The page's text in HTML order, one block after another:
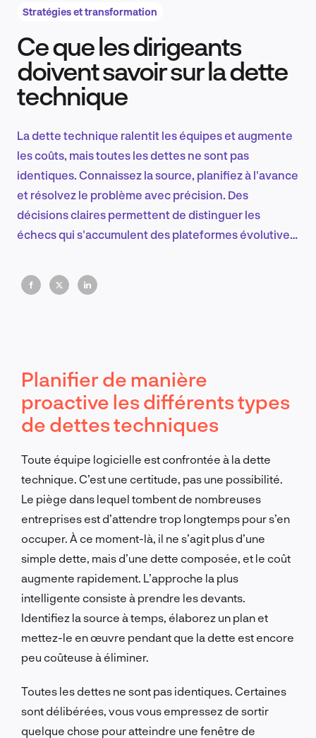
Recherche et conception produit
EN
Stratégies et transformation
Ce que les dirigeants
doivent savoir sur la dette
technique
La dette technique ralentit les équipes et augmente
les coûts, mais toutes les dettes ne sont pas
identiques. Connaissez la source, planifiez à l'avance
et résolvez le problème avec précision. Des
décisions claires permettent de distinguer les
échecs qui s'accumulent des plateformes évolutives.
l'action ciblée qui le fait.
Planifier de manière
proactive les différents types
de dettes techniques
Toute équipe logicielle est confrontée à la dette
technique. C’est une certitude, pas une possibilité.
Le piège dans lequel tombent de nombreuses
entreprises est d’attendre trop longtemps pour s’en
occuper. À ce moment-là, il ne s’agit plus d’une
simple dette, mais d’une dette composée, et le coût
augmente rapidement. L’approche la plus
intelligente consiste à prendre les devants.
Identifiez la source à temps, élaborez un plan et
mettez-le en œuvre pendant que la dette est encore
peu coûteuse à éliminer.
Toutes les dettes ne sont pas identiques. Certaines
sont délibérées, vous vous empressez de sortir
quelque chose pour atteindre une fenêtre de